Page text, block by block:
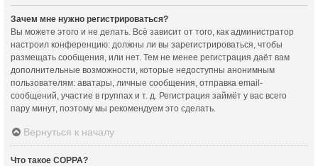
Зачем мне нужно регистрироваться?
Вы можете этого и не делать. Всё зависит от того, как администратор
настроил конференцию: должны ли вы зарегистрироваться, чтобы
размещать сообщения, или нет. Тем не менее регистрация даёт вам
дополнительные возможности, которые недоступны анонимным
пользователям: аватары, личные сообщения, отправка email-
сообщений, участие в группах и т. д. Регистрация займёт у вас всего
пару минут, поэтому мы рекомендуем это сделать.
Вернуться к началу
Что такое COPPA?